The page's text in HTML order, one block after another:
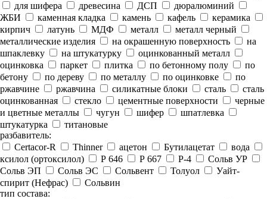
для шифера
древесина ДСП
дюралюминий
ЖБИ
каменная кладка камень кафель
керамика
кирпич
латунь МДФ металл
металл черный
металлические изделия
на окрашенную поверхность
на
шпаклевку
на штукатурку
оцинкованный металл
оцинковка
паркет плитка по бетонному полу
по
бетону
по дереву по металлу по оцинковке
по
ржавчине
ржавчина силикатные блоки сталь
сталь
оцинкованная
стекло цементные поверхности
черные
и цветные металлы
чугун шифер
шпатлевка
штукатурка
титановые
разбавитель:
Certacor-R
Thinner ацетон Бутилацетат
вода
ксилол (ортоксилол)
Р 646 Р 667 Р-4
Сольв УР
Сольв ЭП
Сольв ЭС Сольвент Толуол
Уайт-
спирит (Нефрас)
Сольвин
тип состава: